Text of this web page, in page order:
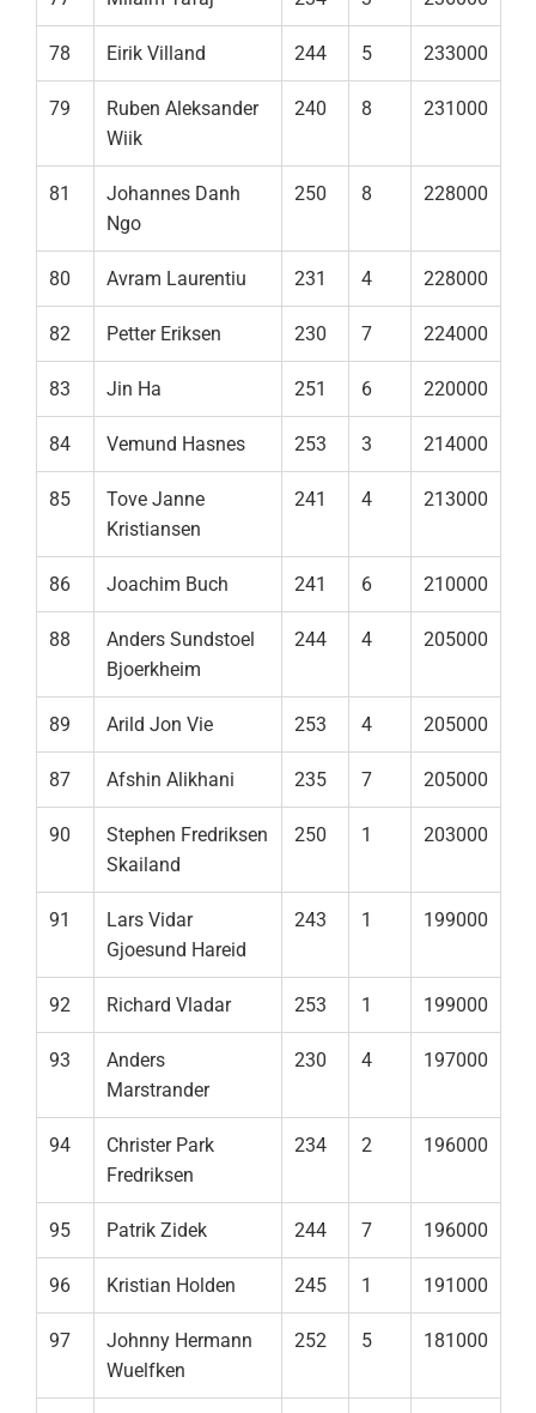
78 Eirik Villand 244 5 233000
79
Ruben Aleksander
Wiik
240 8 231000
81
Johannes Danh
Ngo
250 8 228000
80 Avram Laurentiu 231 4 228000
82 Petter Eriksen 230 7 224000
83 Jin Ha 251 6 220000
84 Vemund Hasnes 253 3 214000
85
Tove Janne
Kristiansen
241 4 213000
86 Joachim Buch 241 6 210000
88
Anders Sundstoel
Bjoerkheim
244 4 205000
89 Arild Jon Vie 253 4 205000
87 Afshin Alikhani 235 7 205000
90
Stephen Fredriksen
Skailand
250 1 203000
91
Lars Vidar
Gjoesund Hareid
243 1 199000
92 Richard Vladar 253 1 199000
93
Anders
Marstrander
230 4 197000
94
Christer Park
Fredriksen
234 2 196000
95 Patrik Zidek 244 7 196000
96 Kristian Holden 245 1 191000
97
Johnny Hermann
Wuelfken
252 5 181000